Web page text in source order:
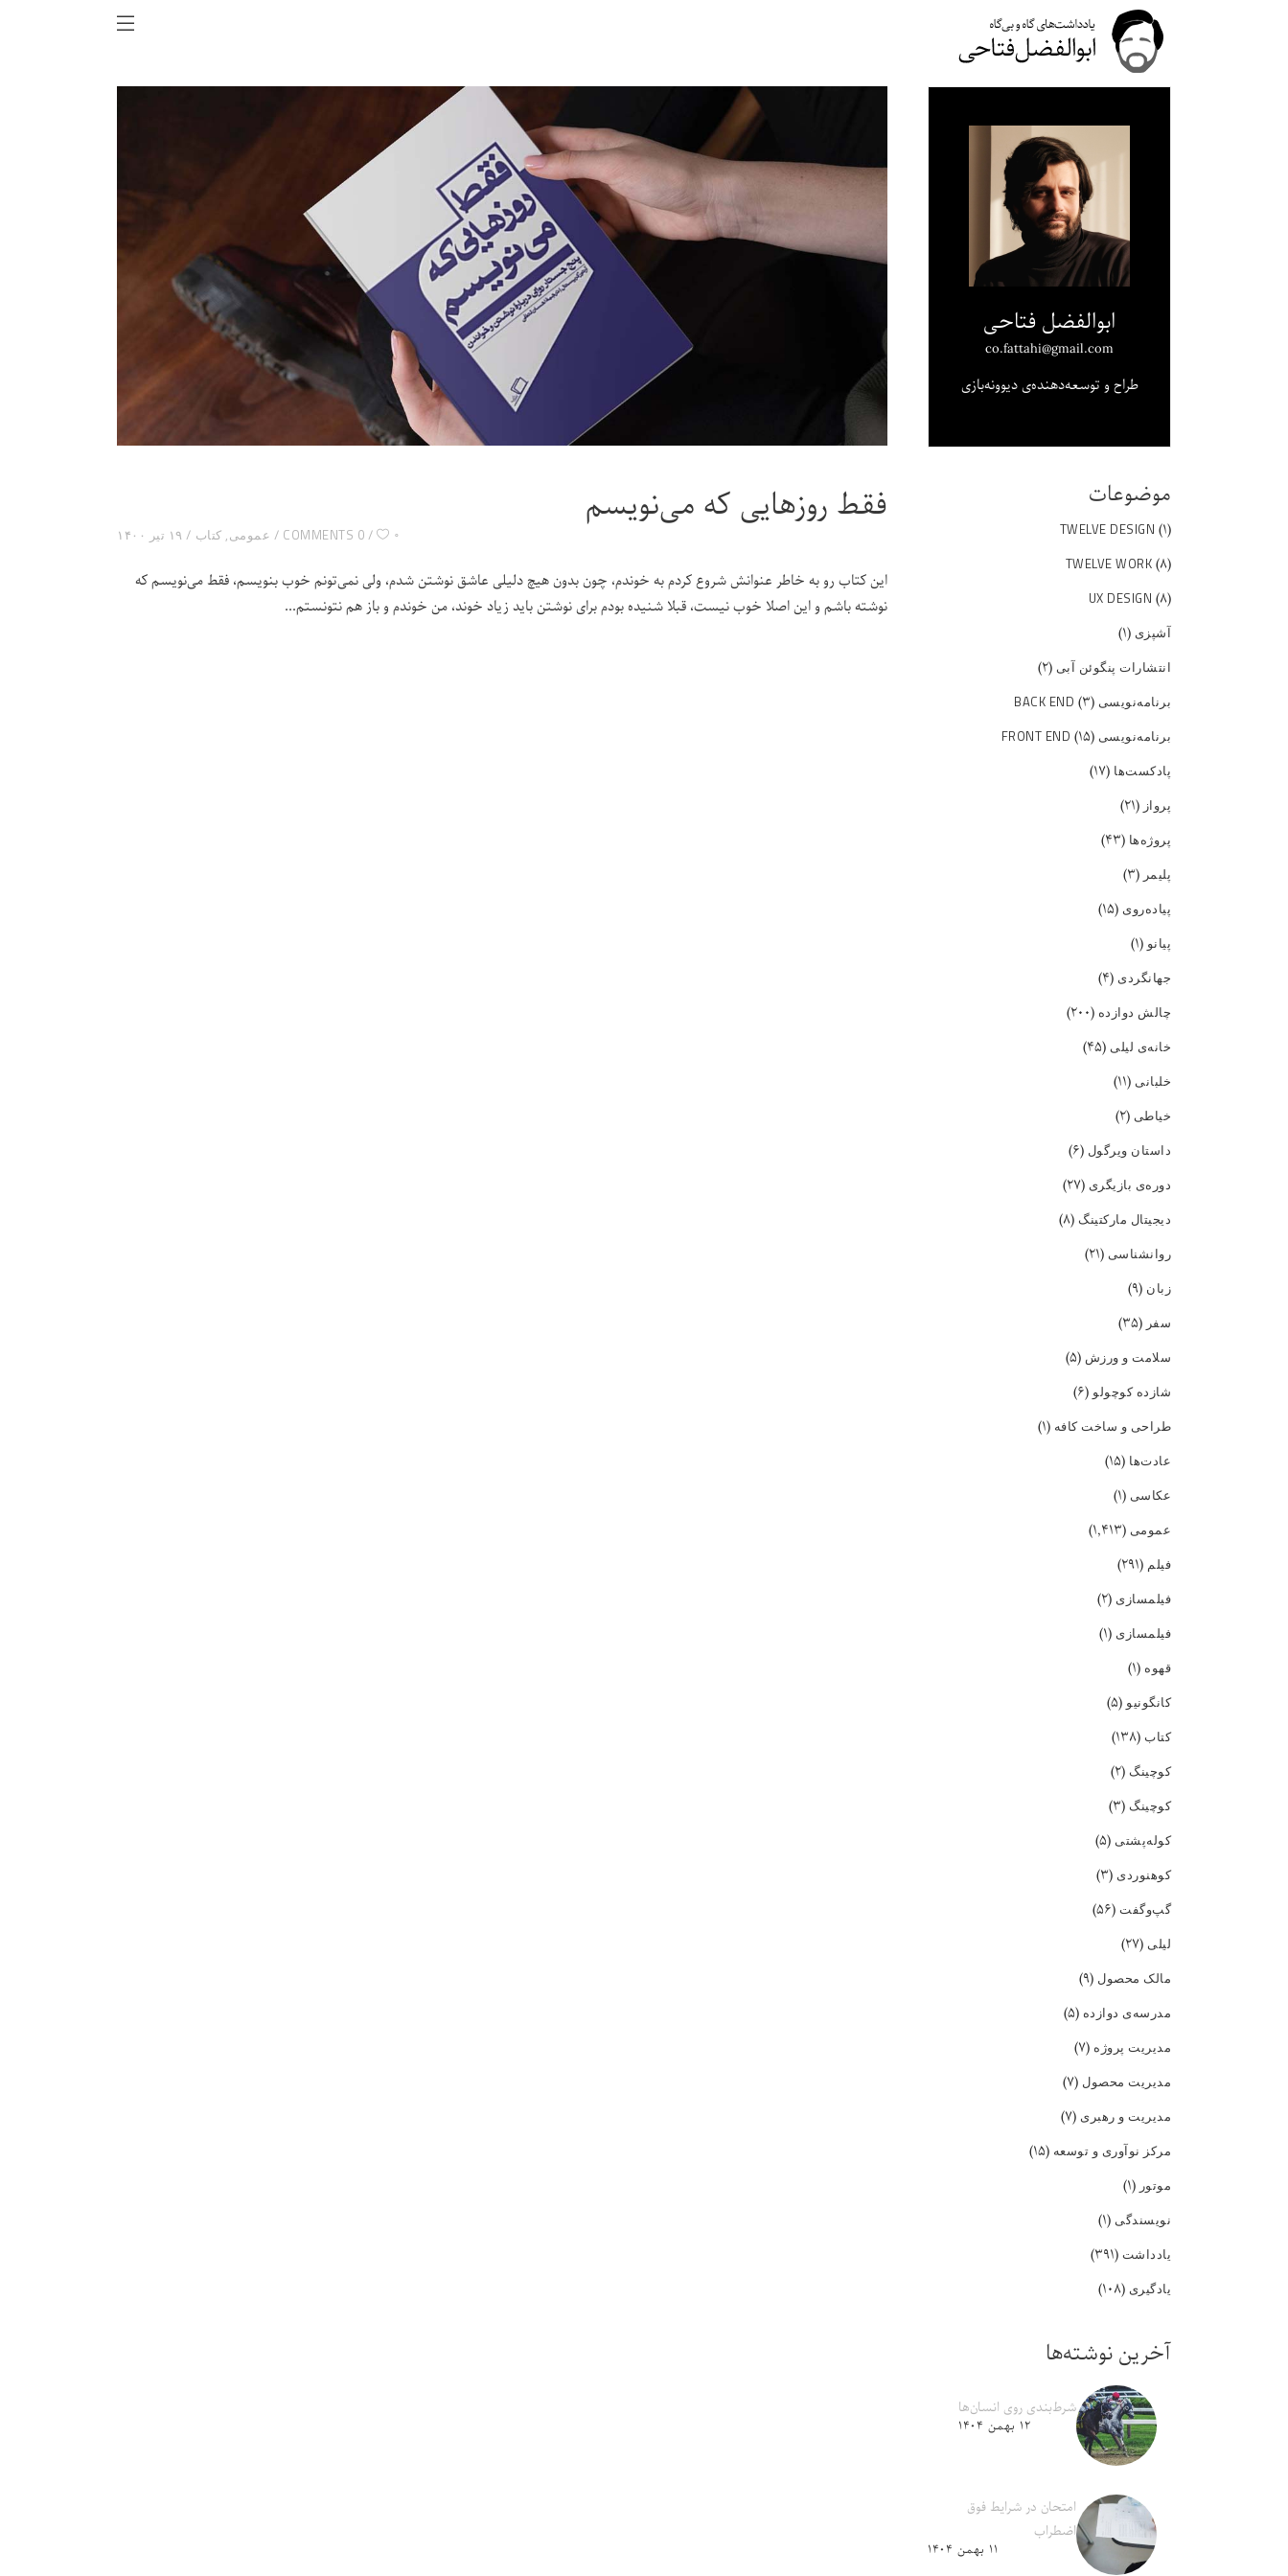
فقط روزهایی که می‌نویسم
۱۹ تیر ۱۴۰۰ عمومی, کتاب 0 COMMENTS ۰
این کتاب رو به خاطر عنوانش شروع کردم به خوندم، چون بدون هیچ دلیلی عاشق نوشتن شدم، ولی نمی‌تونم خوب بنویسم، فقط می‌نویسم که
نوشته باشم و این اصلا خوب نیست، قبلا شنیده بودم برای نوشتن باید زیاد خوند، من خوندم و باز هم نتونستم
ابوالفضل فتاحی
co.fattahi@gmail.com
طراح و توسعه‌دهنده‌ی دیوونه‌بازی
موضوعات
TWELVE DESIGN (۱)
TWELVE WORK (۸)
UX DESIGN (۸)
آشپزی (۱)
انتشارات پنگوئن آبی (۲)
برنامه‌نویسی BACK END (۳)
برنامه‌نویسی FRONT END (۱۵)
پادکست‌ها (۱۷)
پرواز(۲۱)
پروژه‌ها (۴۳)
پلیمر(۳)
پیاده‌روی (۱۵)
پیانو(۱)
جهانگردی (۴)
چالش دوازده (۲۰۰)
خانه‌ی لیلی (۴۵)
خلبانی (۱۱)
خیاطی (۲)
داستان ویرگول (۶)
دوره‌ی بازیگری (۲۷)
دیجیتال مارکتینگ (۸)
روانشناسی (۲۱)
زبان (۹)
سفر(۳۵)
سلامت و ورزش (۵)
شازده کوچولو(۶)
طراحی و ساخت کافه (۱)
عادت‌ها (۱۵)
عکاسی (۱)
عمومی (۱,۴۱۳)
فیلم (۲۹۱)
فیلمسازی (۲)
فیلمسازی (۱)
قهوه (۱)
کانگونیو(۵)
کتاب (۱۳۸)
کوچینگ (۲)
کوچینگ (۳)
کوله‌پشتی (۵)
کوهنوردی (۳)
گپ‌و‌گفت (۵۶)
لیلی (۲۷)
مالک محصول (۹)
مدرسه‌ی دوازده (۵)
مدیریت پروژه (۷)
مدیریت محصول (۷)
مدیریت و رهبری (۷)
مرکز نوآوری و توسعه (۱۵)
موتور(۱)
نویسندگی (۱)
یادداشت (۳۹۱)
یادگیری (۱۰۸)
آخرین نوشته‌ها
شرط‌بندی روی انسان‌ها
۱۲ بهمن ۱۴۰۴
امتحان در شرایط فوق
اضطراب
۱۱ بهمن ۱۴۰۴